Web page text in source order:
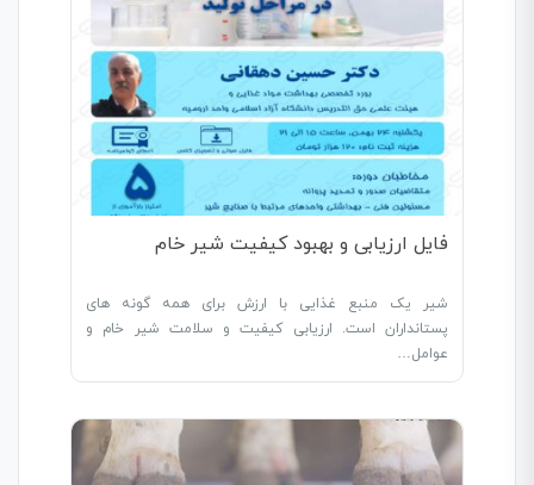
فایل ارزیابی و بهبود کیفیت شیر خام
شیر یک منبع غذایی با ارزش برای همه گونه های
پستانداران است. ارزیابی کیفیت و سلامت شیر خام و
عوامل…